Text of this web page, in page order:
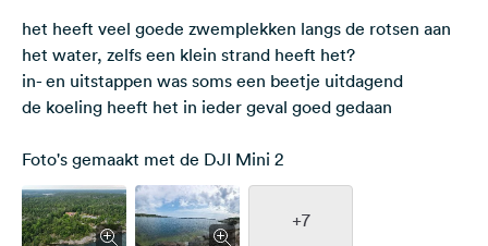
het heeft veel goede zwemplekken langs de rotsen aan
het water, zelfs een klein strand heeft het?
in- en uitstappen was soms een beetje uitdagend
de koeling heeft het in ieder geval goed gedaan
Foto's gemaakt met de DJI Mini 2
+7